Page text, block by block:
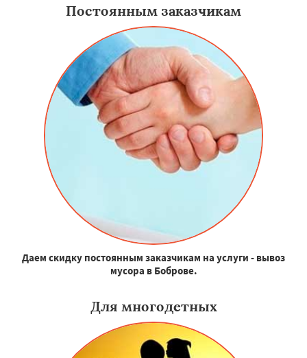
Постоянным заказчикам
Даем скидку постоянным заказчикам на услуги - вывоз
мусора в Боброве.
Для многодетных